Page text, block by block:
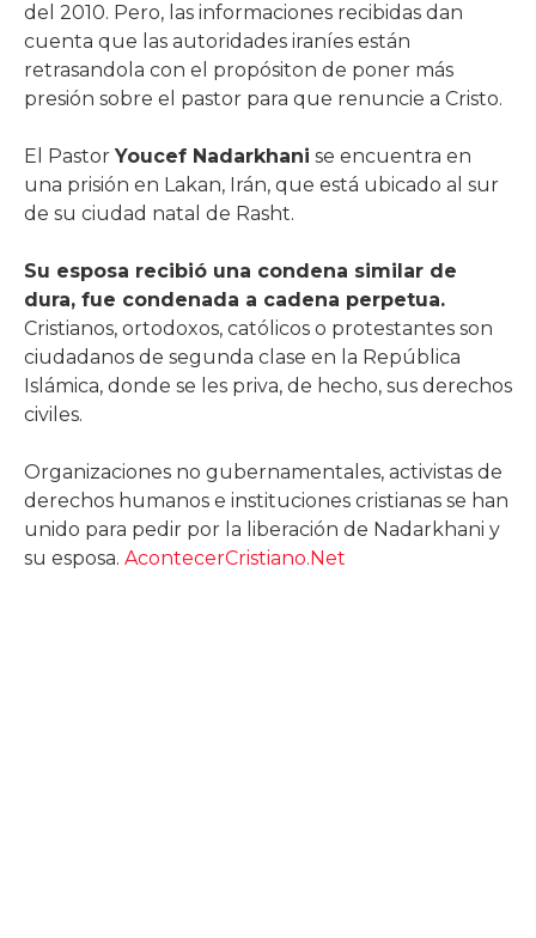
del 2010. Pero, las informaciones recibidas dan
cuenta que las autoridades iraníes están
retrasandola con el propósiton de poner más
presión sobre el pastor para que renuncie a Cristo.
El Pastor Youcef Nadarkhani se encuentra en
una prisión en Lakan, Irán, que está ubicado al sur
de su ciudad natal de Rasht.
Su esposa recibió una condena similar de
dura, fue condenada a cadena perpetua.
Cristianos, ortodoxos, católicos o protestantes son
ciudadanos de segunda clase en la República
Islámica, donde se les priva, de hecho, sus derechos
civiles.
Organizaciones no gubernamentales, activistas de
derechos humanos e instituciones cristianas se han
unido para pedir por la liberación de Nadarkhani y
su esposa. AcontecerCristiano.Net